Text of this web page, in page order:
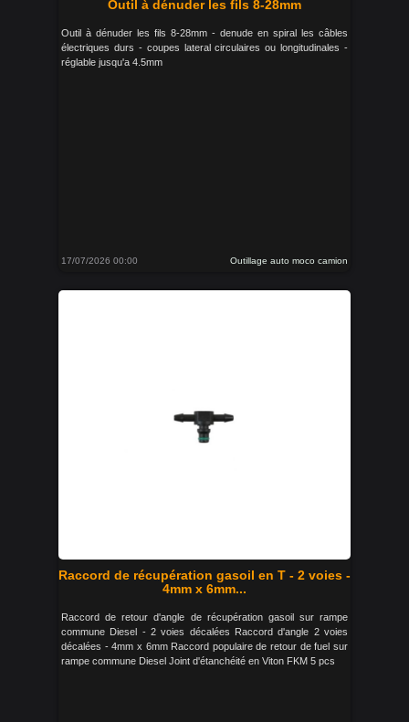
Outil à dénuder les fils 8-28mm
Outil à dénuder les fils 8-28mm - denude en spiral les câbles
électriques durs - coupes lateral circulaires ou longitudinales -
réglable jusqu'a 4.5mm
17/07/2026 00:00 Outillage auto moco camion
Raccord de récupération gasoil en T - 2 voies -
4mm x 6mm...
Raccord de retour d'angle de récupération gasoil sur rampe
commune Diesel - 2 voies décalées Raccord d'angle 2 voies
décalées - 4mm x 6mm Raccord populaire de retour de fuel sur
rampe commune Diesel Joint d'étanchéité en Viton FKM 5 pcs